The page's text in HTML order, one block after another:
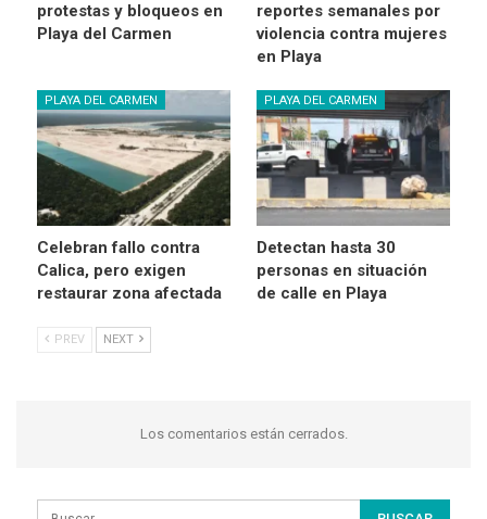
protestas y bloqueos en
Playa del Carmen
reportes semanales por
violencia contra mujeres
en Playa
PLAYA DEL CARMEN
Celebran fallo contra
Calica, pero exigen
restaurar zona afectada
PLAYA DEL CARMEN
Detectan hasta 30
personas en situación
de calle en Playa
PREV NEXT
Los comentarios están cerrados.